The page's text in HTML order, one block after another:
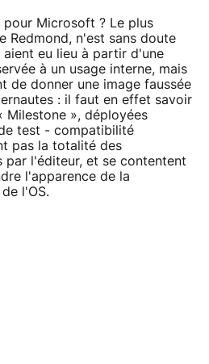
pour Microsoft ? Le plus
Redmond, n'est sans doute
eu lieu à partir d'une
à un usage interne, mais
de donner une image faussée
: il faut en effet savoir
Milestone », déployées
test - compatibilité
pas la totalité des
par l'éditeur, et se contentent
l'apparence de la
l'OS.